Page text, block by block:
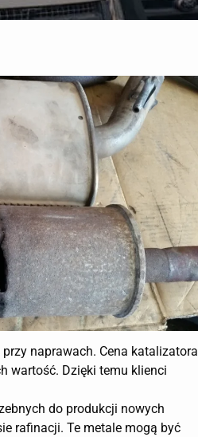
naprawach. Cena katalizatora
wartość. Dzięki temu klienci
do produkcji nowych
rafinacji. Te metale mogą być